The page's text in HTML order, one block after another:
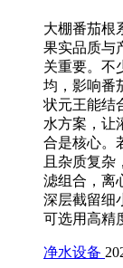
大棚番茄根
果实品质与
关重要。不
均，影响番
状元王能结
水方案，让
合是核心。
且杂质复杂
滤组合，离
深层截留细
可选用高精
净水设备